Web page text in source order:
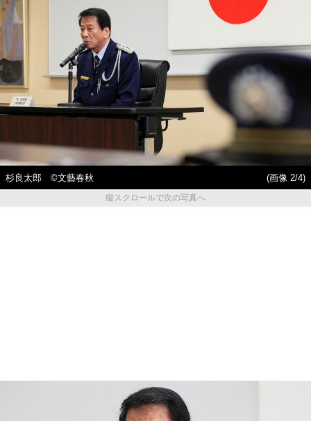
杉良太郎 ©文藝春秋
(画像 2/4)
縦スクロールで次の写真へ